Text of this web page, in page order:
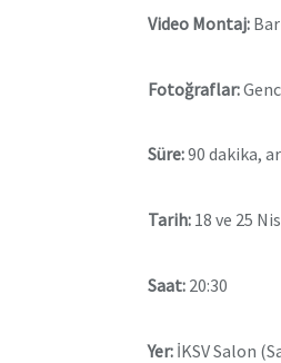
Video Montaj:
Fotoğraflar:
Süre:90 dakika,
Tarih: 18 ve 25
Saat: 20:30
Yer: İKSV Salon